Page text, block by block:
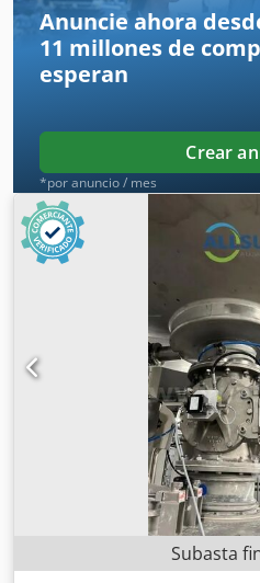
Anuncie ahora
11 millones de
esperan
Crear
*por anuncio / mes
Subasta